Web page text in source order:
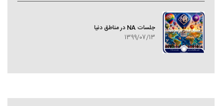
جلسات NA در مناطق دنیا
1399/07/13